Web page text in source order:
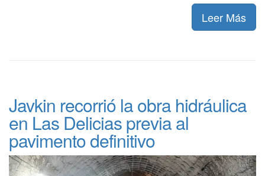
Leer Más
Javkin recorrió la obra hidráulica
en Las Delicias previa al
pavimento definitivo